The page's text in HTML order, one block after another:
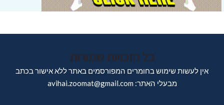
כל הזכויות שמורות
אין לעשות שימוש בחומרים המפורסמים באתר ללא אישור בכתב
מבעלי האתר: avihai.zoomat@gmail.com